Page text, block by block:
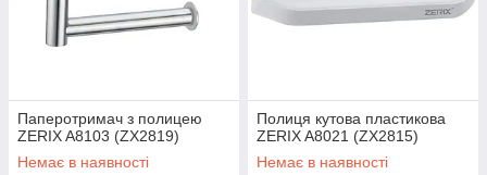
Паперотримач з полицею
ZERIX A8103 (ZX2819)
Немає в наявності
Полиця кутова пластикова
ZERIX A8021 (ZX2815)
Немає в наявності